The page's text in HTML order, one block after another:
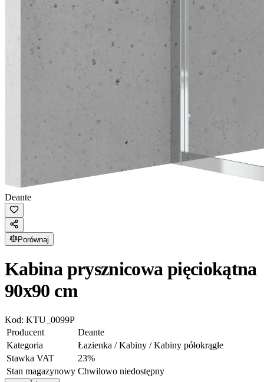
Deante
Porównaj
Kabina prysznicowa pięciokątna
90x90 cm
Kod: KTU_0099P
Producent
Deante
Kategoria
Łazienka / Kabiny / Kabiny półokrągłe
Stawka VAT
23%
Stan magazynowy Chwilowo niedostępny